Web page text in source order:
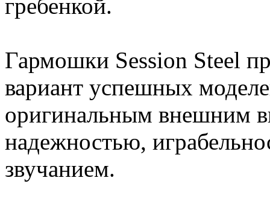
гребенкой.
Гармошки Session Steel
вариант успешных
оригинальным внешним
надежностью,
звучанием.